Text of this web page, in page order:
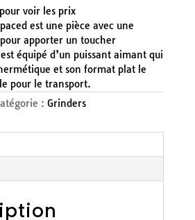
voir les prix
est une pièce avec une
apporter un toucher
équipé d’un puissant aimant qui
et son format plat le
pour le transport.
: Grinders